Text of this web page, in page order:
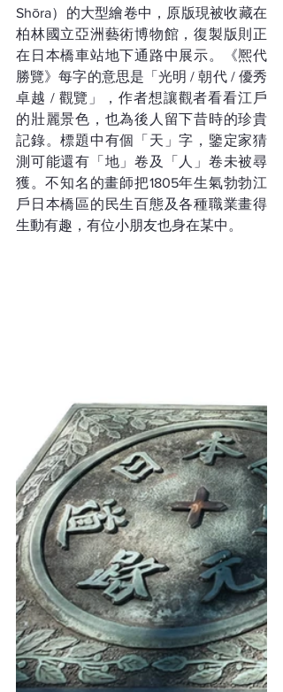
Shōra）的大型繪卷中，原版現被收藏在
柏林國立亞洲藝術博物館，復製版則正
在日本橋車站地下通路中展示。《熈代
勝覽》每字的意思是「光明 / 朝代 / 優秀
卓越 / 觀覽」，作者想讓觀者看看江戶
的壯麗景色，也為後人留下昔時的珍貴
記錄。標題中有個「天」字，鑒定家猜
測可能還有「地」卷及「人」卷未被尋
獲。不知名的畫師把1805年生氣勃勃江
戶日本橋區的民生百態及各種職業畫得
生動有趣，有位小朋友也身在某中。